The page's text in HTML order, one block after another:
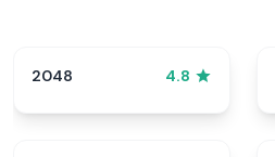
2048 4.8